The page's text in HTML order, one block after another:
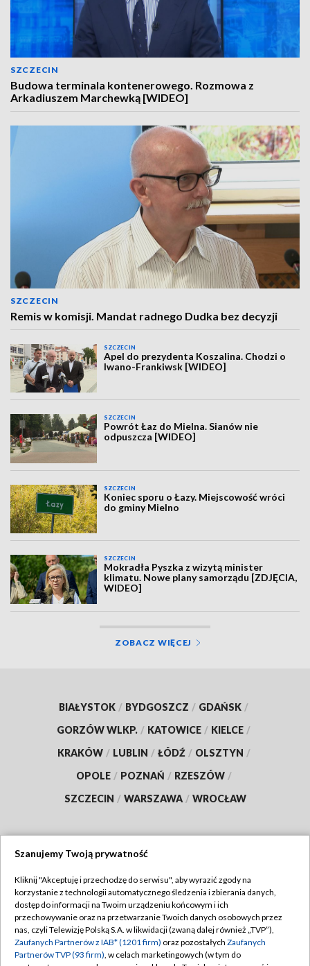
SZCZECIN
Budowa terminala kontenerowego. Rozmowa z
Arkadiuszem Marchewką [WIDEO]
SZCZECIN
Remis w komisji. Mandat radnego Dudka bez decyzji
SZCZECIN
Apel do prezydenta Koszalina. Chodzi o
Iwano-Frankiwsk [WIDEO]
SZCZECIN
Powrót Łaz do Mielna. Sianów nie
odpuszcza [WIDEO]
SZCZECIN
Koniec sporu o Łazy. Miejscowość wróci
do gminy Mielno
SZCZECIN
Mokradła Pyszka z wizytą minister
klimatu. Nowe plany samorządu [ZDJĘCIA,
WIDEO]
ZOBACZ WIĘCEJ
BIAŁYSTOK / BYDGOSZCZ / GDAŃSK /
GORZÓW WLKP. / KATOWICE / KIELCE /
KRAKÓW / LUBLIN / ŁÓDŹ / OLSZTYN /
OPOLE / POZNAŃ / RZESZÓW /
SZCZECIN / WARSZAWA / WROCŁAW
TVP
Abonament TVP
Emisja w TVP
Centrum informacji TVP
Regulamin TVP
Polityka prywatności
Szanujemy Twoją prywatność
Kliknij "Akceptuję i przechodzę do serwisu", aby wyrazić zgody na
korzystanie z technologii automatycznego śledzenia i zbierania danych,
dostęp do informacji na Twoim urządzeniu końcowym i ich
przechowywanie oraz na przetwarzanie Twoich danych osobowych przez
nas, czyli Telewizję Polską S.A. w likwidacji (zwaną dalej również „TVP”),
Zaufanych Partnerów z IAB* (1201 firm) oraz pozostałych Zaufanych
Partnerów TVP (93 firm), w celach marketingowych (w tym do